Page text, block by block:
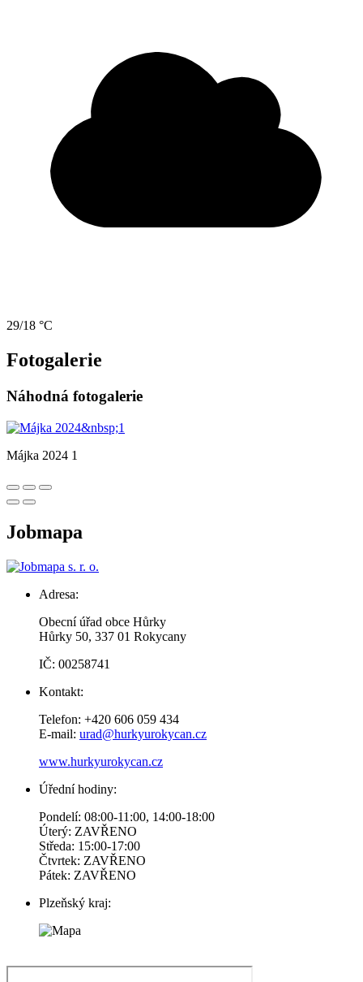
29/18 °C
Fotogalerie
Náhodná fotogalerie
Májka 2024 1
Jobmapa
Adresa:
Obecní úřad obce Hůrky
Hůrky 50, 337 01 Rokycany
IČ: 00258741
Kontakt:
Telefon: +420 606 059 434
E-mail: urad@hurkyurokycan.cz
www.hurkyurokycan.cz
Úřední hodiny:
Pondelí: 08:00-11:00, 14:00-18:00
Úterý: ZAVŘENO
Středa: 15:00-17:00
Čtvrtek: ZAVŘENO
Pátek: ZAVŘENO
Plzeňský kraj: